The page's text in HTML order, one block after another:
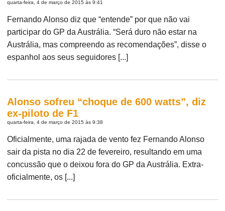
quarta-feira, 4 de março de 2015 às 9:41
Fernando Alonso diz que “entende” por que não vai
participar do GP da Austrália. “Será duro não estar na
Austrália, mas compreendo as recomendações”, disse o
espanhol aos seus seguidores [...]
Alonso sofreu “choque de 600 watts”, diz
ex-piloto de F1
quarta-feira, 4 de março de 2015 às 9:38
Oficialmente, uma rajada de vento fez Fernando Alonso
sair da pista no dia 22 de fevereiro, resultando em uma
concussão que o deixou fora do GP da Austrália. Extra-
oficialmente, os [...]